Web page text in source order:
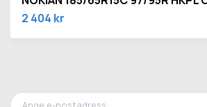
2 404 kr